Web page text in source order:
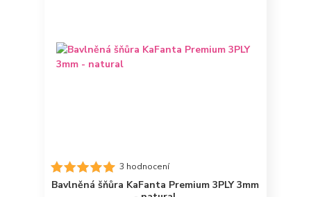
3 hodnocení
Bavlněná šňůra KaFanta Premium 3PLY 3mm